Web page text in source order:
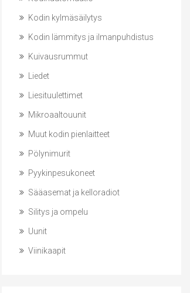
Kodin kylmäsäilytys
Kodin lämmitys ja ilmanpuhdistus
Kuivausrummut
Liedet
Liesituulettimet
Mikroaaltouunit
Muut kodin pienlaitteet
Pölynimurit
Pyykinpesukoneet
Sääasemat ja kelloradiot
Silitys ja ompelu
Uunit
Viinikaapit